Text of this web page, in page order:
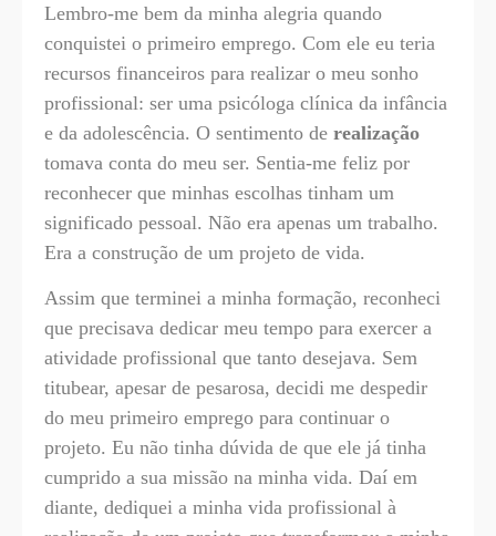
Lembro-me bem da minha alegria quando
conquistei o primeiro emprego. Com ele eu teria
recursos financeiros para realizar o meu sonho
profissional: ser uma psicóloga clínica da infância
e da adolescência. O sentimento de realização
tomava conta do meu ser. Sentia-me feliz por
reconhecer que minhas escolhas tinham um
significado pessoal. Não era apenas um trabalho.
Era a construção de um projeto de vida.
Assim que terminei a minha formação, reconheci
que precisava dedicar meu tempo para exercer a
atividade profissional que tanto desejava. Sem
titubear, apesar de pesarosa, decidi me despedir
do meu primeiro emprego para continuar o
projeto. Eu não tinha dúvida de que ele já tinha
cumprido a sua missão na minha vida. Daí em
diante, dediquei a minha vida profissional à